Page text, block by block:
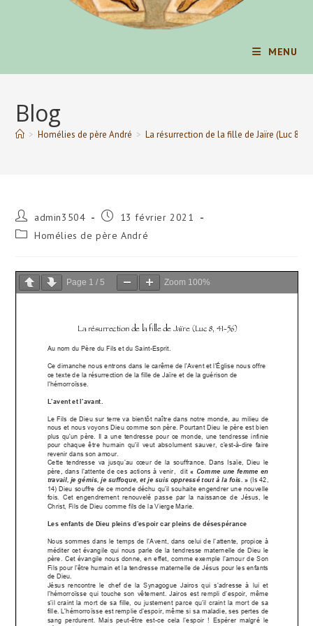
MENU
Blog
> Homélies de père André > La résurrection de la fille de Jaïre (Luc 8,
Auteur/autrice
de
la
admin3504
Publication
13 février 2021
Post Homélies de père André
Page 1 /5 Zoom 100%